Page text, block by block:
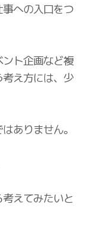
への入口をつ
ト企画など複
え方には、少
ありません。
えてみたいと